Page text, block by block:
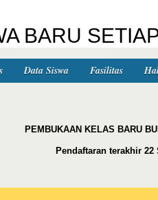
Data Siswa Fasilitas
PEMBUKAAN KELAS BARU
Pendaftaran terakhir 22